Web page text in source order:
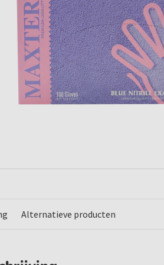
Alternatieve producten